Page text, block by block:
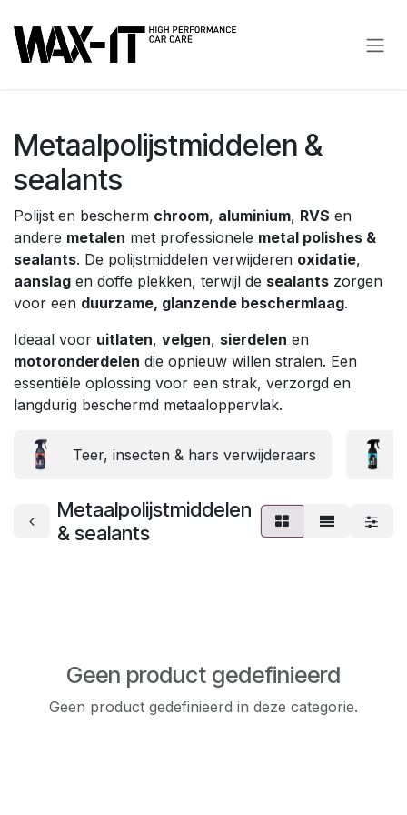
Metaalpolijstmiddelen &
sealants
Polijst en bescherm chroom, aluminium, RVS en
andere metalen met professionele metal polishes &
sealants. De polijstmiddelen verwijderen oxidatie,
aanslag en doffe plekken, terwijl de sealants zorgen
voor een duurzame, glanzende beschermlaag.
Ideaal voor uitlaten, velgen, sierdelen en
motoronderdelen die opnieuw willen stralen. Een
essentiële oplossing voor een strak, verzorgd en
langdurig beschermd metaaloppervlak.
Teer, insecten & hars verwijderaars
Metaalpolijstmiddelen
& sealants
Geen product gedefinieerd
Geen product gedefinieerd in deze categorie.